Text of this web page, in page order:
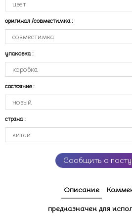
оригинал /совместимка :
упаковка :
состояние :
страна :
Сообщить о
Описание
предназначен для